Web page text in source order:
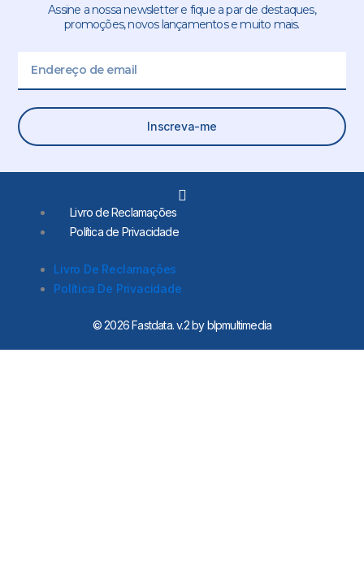
Assine a nossa newsletter e fique a par de destaques,
promoções, novos lançamentos e muito mais.
Inscreva-me
© 2026 Fastdata. v.2 by blpmultimedia
Livro de Reclamações
Política de Privacidade
Livro De Reclamações
Política De Privacidade
L
n
i